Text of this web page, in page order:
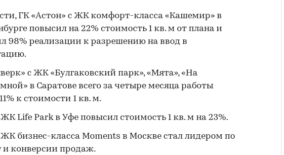
ГК «Астон» с ЖК комфорт-класса «Кашемир» в
повысил на 22% стоимость 1 кв. м от плана и
98% реализации к разрешению на ввод в
с ЖК «Булгаковский парк», «Мята», «На
в Саратове всего за четыре месяца работы
к стоимости 1 кв. м.
ЖК Life Park в Уфе повысил стоимость 1 кв. м на 23%.
ЖК бизнес-класса Moments в Москве стал лидером по
и конверсии продаж.